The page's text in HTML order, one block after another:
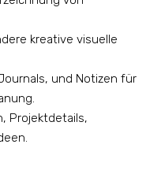
kreative visuelle
und Notizen für
Projektdetails,